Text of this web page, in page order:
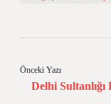
Önceki Yazı
Delhi Sultanlığı